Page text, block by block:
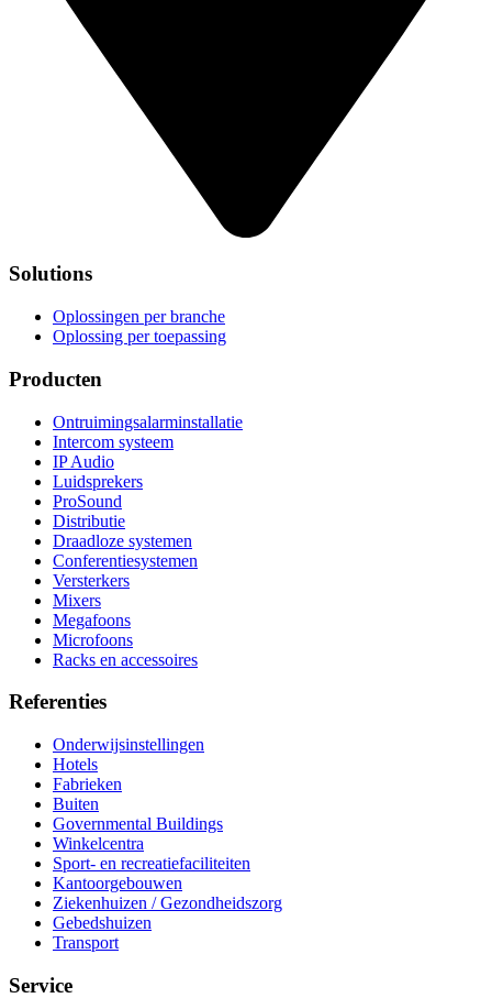
Solutions
Oplossingen per branche
Oplossing per toepassing
Producten
Ontruimingsalarminstallatie
Intercom systeem
IP Audio
Luidsprekers
ProSound
Distributie
Draadloze systemen
Conferentiesystemen
Versterkers
Mixers
Megafoons
Microfoons
Racks en accessoires
Referenties
Onderwijsinstellingen
Hotels
Fabrieken
Buiten
Governmental Buildings
Winkelcentra
Sport- en recreatiefaciliteiten
Kantoorgebouwen
Ziekenhuizen / Gezondheidszorg
Gebedshuizen
Transport
Service